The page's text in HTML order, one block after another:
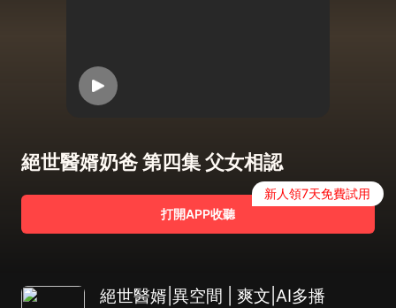
絕世醫婿奶爸 第四集 父女相認
打開APP收聽
新人領7天免費試用
絕世醫婿|異空間 | 爽文|AI多播